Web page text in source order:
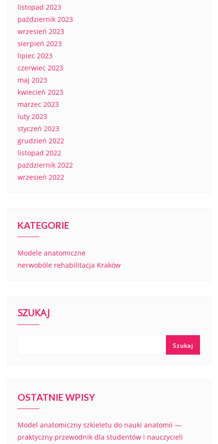
listopad 2023
październik 2023
wrzesień 2023
sierpień 2023
lipiec 2023
czerwiec 2023
maj 2023
kwiecień 2023
marzec 2023
luty 2023
styczeń 2023
grudzień 2022
listopad 2022
październik 2022
wrzesień 2022
KATEGORIE
Modele anatomiczne
nerwobóle rehabilitacja Kraków
SZUKAJ
Szukaj
OSTATNIE WPISY
Model anatomiczny szkieletu do nauki anatomii —
praktyczny przewodnik dla studentów i nauczycieli